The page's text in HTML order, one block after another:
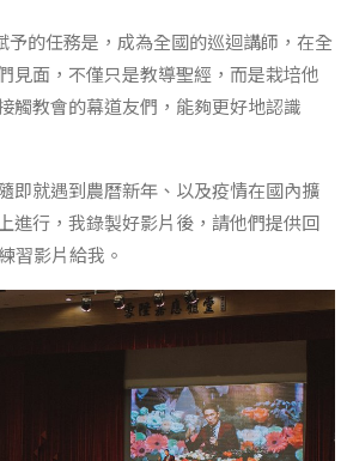
予的任務是，成為全國的巡迴講師，在全
見面，不僅只是教導聖經，而是栽培他
觸教會的幕道友們，能夠更好地認識
即就遇到農曆新年、以及疫情在國內擴
進行，我錄製好影片後，請他們提供回
習影片給我。